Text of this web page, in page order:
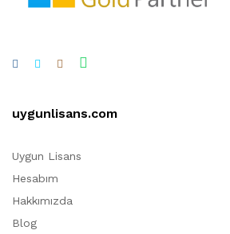
uygunlisans.com
Uygun Lisans
Hesabım
Hakkımızda
Blog